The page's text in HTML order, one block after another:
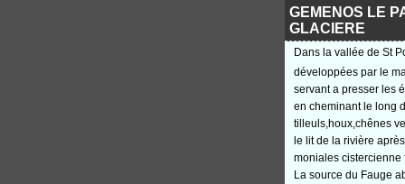
GEMENOS LE
GLACIERE
Dans la vallée de St
développées par le
servant a presser les
en cheminant le long
tilleuls,houx,chênes
le lit de la rivière
moniales cistercienne
La source du Fauge